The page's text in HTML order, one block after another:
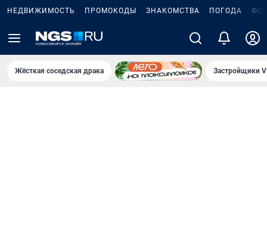
НЕДВИЖИМОСТЬ ПРОМОКОДЫ ЗНАКОМСТВА ПОГОДА
Жёсткая соседская драка Застройщики